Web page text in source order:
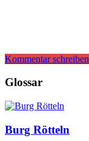
Kommentar schreiben
Glossar
Burg Rötteln